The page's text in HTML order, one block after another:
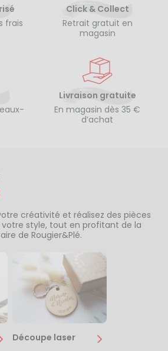
frais
Click & Collect
Retrait gratuit en
magasin
Livraison gratuite
En magasin dès 35 €
d’achat
créativité et réalisez des pièces
style, tout en profitant de la
de Rougier&Plé.
Découpe laser